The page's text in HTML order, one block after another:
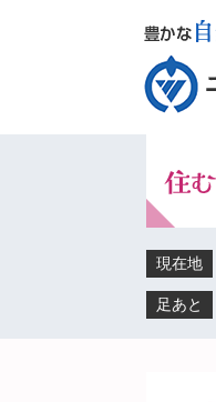
現在地
足あと